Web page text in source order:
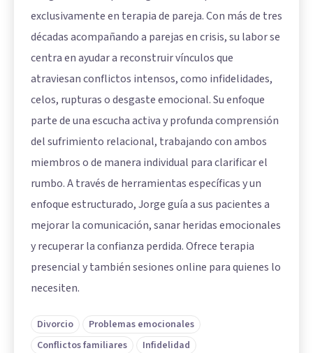
exclusivamente en terapia de pareja. Con más de tres
décadas acompañando a parejas en crisis, su labor se
centra en ayudar a reconstruir vínculos que
atraviesan conflictos intensos, como infidelidades,
celos, rupturas o desgaste emocional. Su enfoque
parte de una escucha activa y profunda comprensión
del sufrimiento relacional, trabajando con ambos
miembros o de manera individual para clarificar el
rumbo. A través de herramientas específicas y un
enfoque estructurado, Jorge guía a sus pacientes a
mejorar la comunicación, sanar heridas emocionales
y recuperar la confianza perdida. Ofrece terapia
presencial y también sesiones online para quienes lo
necesiten.
Divorcio
Problemas emocionales
Conflictos familiares
Infidelidad